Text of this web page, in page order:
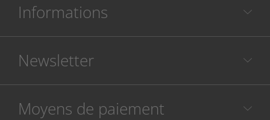
Informations
Newsletter
Moyens de paiement